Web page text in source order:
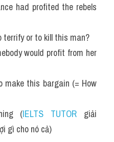
had profited the rebels
or to kill this man?
would profit from her
this bargain (= How
(IELTS TUTOR giải
gì cho nó cả)